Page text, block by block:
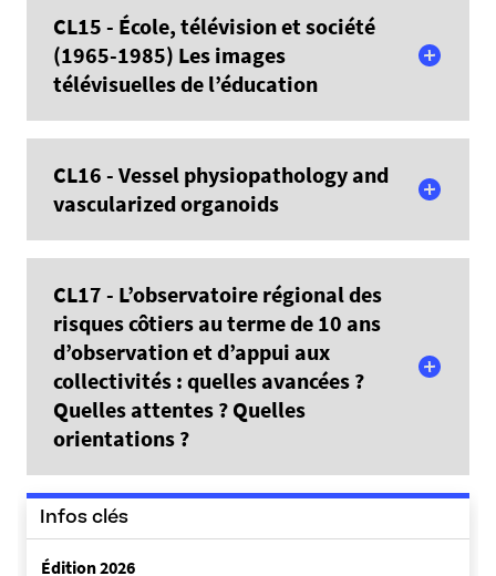
En savoir plus
CL15 - École, télévision et société
(1965-1985) Les images
télévisuelles de l’éducation
CL16 - Vessel physiopathology and
vascularized organoids
CL17 - L’observatoire régional des
risques côtiers au terme de 10 ans
d’observation et d’appui aux
collectivités : quelles avancées ?
Quelles attentes ? Quelles
orientations ?
En savoir plus
Infos clés
Édition 2026